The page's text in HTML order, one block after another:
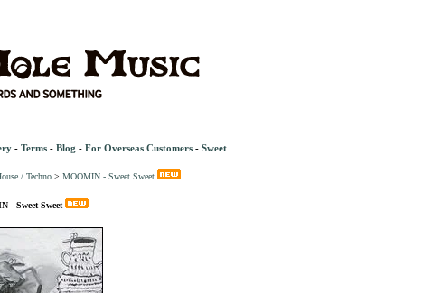
- Terms - Blog - For Overseas Customers - Sweet
/ Techno > MOOMIN - Sweet Sweet
- Sweet Sweet